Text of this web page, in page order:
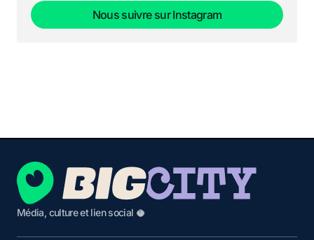
Nous suivre sur Instagram
Média, culture et lien social 🥥